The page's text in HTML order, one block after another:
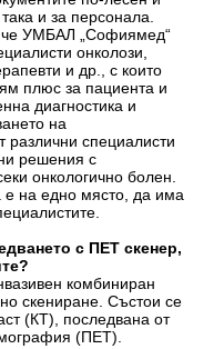
и за персонала.
УМБАЛ „Софиямед“
онколози,
и др., с които
плюс за пациента и
диагностика и
на
различни специалисти
решения с
онкологично болен.
е на едно място, да има
с ПЕТ скенер,
комбиниран
скениране. Състои се
(КТ), последвана от
(ПЕТ).